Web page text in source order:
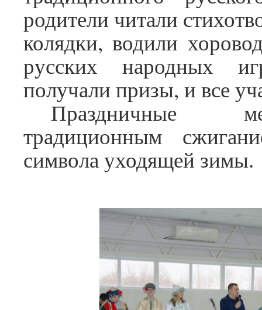
родители читали
колядки, водили
русских народных
получали призы, и все
Праздничные
традиционным
символа уходящей зимы.